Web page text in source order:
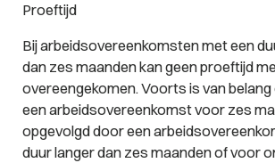
Proeftijd
Bij arbeidsovereenkomsten met een
dan zes maanden kan geen proeftijd
overeengekomen. Voorts is van
een arbeidsovereenkomst voor zes
opgevolgd door een
duur langer dan zes maanden of voor